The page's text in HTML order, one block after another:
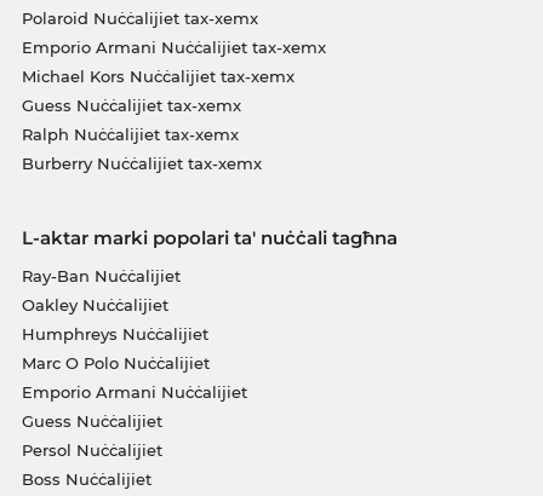
Polaroid Nuċċalijiet tax-xemx
Emporio Armani Nuċċalijiet tax-xemx
Michael Kors Nuċċalijiet tax-xemx
Guess Nuċċalijiet tax-xemx
Ralph Nuċċalijiet tax-xemx
Burberry Nuċċalijiet tax-xemx
L-aktar marki popolari ta' nuċċali tagħna
Ray-Ban Nuċċalijiet
Oakley Nuċċalijiet
Humphreys Nuċċalijiet
Marc O Polo Nuċċalijiet
Emporio Armani Nuċċalijiet
Guess Nuċċalijiet
Persol Nuċċalijiet
Boss Nuċċalijiet